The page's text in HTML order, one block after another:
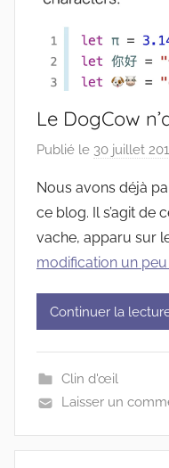
Le DogCow
Publié le 30 juillet
Nous avons déjà
ce blog. Il s’agit de
vache, apparu sur
modification un peu
Continuer la
Clin d'œil
Laisser un